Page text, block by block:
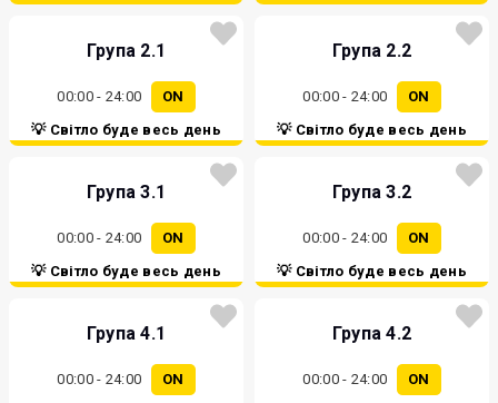
Група 2.1
00:00 - 24:00
ON
💡 Світло буде весь день
Група 2.2
00:00 - 24:00
ON
💡 Світло буде весь день
Група 3.1
00:00 - 24:00
ON
💡 Світло буде весь день
Група 3.2
00:00 - 24:00
ON
💡 Світло буде весь день
Група 4.1
00:00 - 24:00
ON
Група 4.2
00:00 - 24:00
ON